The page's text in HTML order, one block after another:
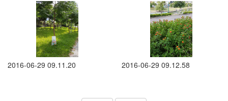
2016-06-29 09.11.20 2016-06-29 09.12.58